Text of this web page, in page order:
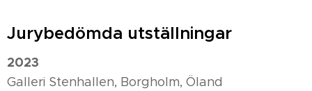
Jurybedömda utställningar
2023
Galleri Stenhallen, Borgholm, Öland